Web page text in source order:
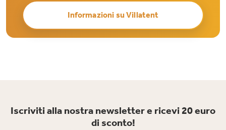
Informazioni su Villatent
Iscriviti alla nostra newsletter e ricevi 20 euro
di sconto!